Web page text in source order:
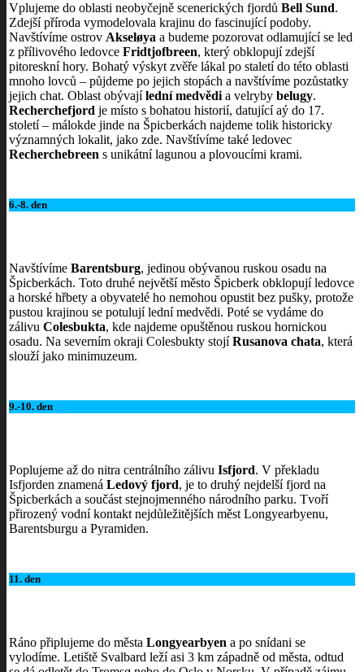
Vplujeme do oblasti neobyčejně scenerických fjordů Bell Sund.
Zdejší příroda vymodelovala krajinu do fascinující podoby.
Navštívíme ostrov Akseløya a budeme pozorovat odlamující se led
z přílivového ledovce Fridtjofbreen, který obklopují zdejší
pitoreskní hory. Bohatý výskyt zvěře lákal po staletí do této oblasti
mnoho lovců – půjdeme po jejich stopách a navštívíme pozůstatky
jejich chat. Oblast obývajílední medvědia velryby belugy.
Recherchefjord je místo s bohatou historií, datující aý do 17.
století – málokde jinde na Špicberkách najdeme tolik historicky
významných lokalit, jako zde. Navštívíme také ledovec
Recherchebreen s unikátní lagunou a plovoucími krami.
6.-8. den
Navštívíme Barentsburg, jedinou obývanou ruskou osadu na
Špicberkách. Toto druhé největší město Špicberk obklopují ledovce
a horské hřbety a obyvatelé ho nemohou opustit bez pušky, protože
pustou krajinou se potulují lední medvědi. Poté se vydáme do
zálivu Colesbukta, kde najdeme opuštěnou ruskou hornickou
osadu. Na severním okraji Colesbukty stojíRusanova chata, která
slouží jako minimuzeum.
9.-10. den
Poplujeme až do nitra centrálního zálivu Isfjord. V překladu
Isfjorden znamená Ledový fjord, je to druhý nejdelší fjord na
Špicberkách a součást stejnojmenného národního parku. Tvoří
přirozený vodní kontakt nejdůležitějších měst Longyearbyenu,
Barentsburgu a Pyramiden.
11. den
Ráno připlujeme do města Longyearbyen a po snídani se
vylodíme. Letiště Svalbard leží asi 3 km západně od města, odtud